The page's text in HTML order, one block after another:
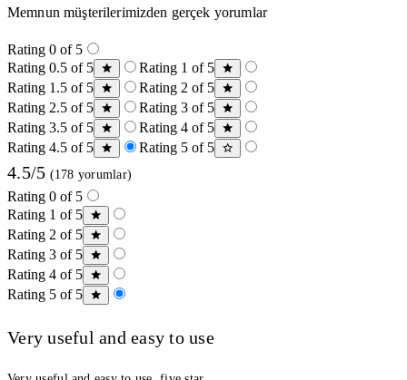
Memnun müşterilerimizden gerçek yorumlar
Rating 0 of 5
Rating 0.5 of 5
Rating 1 of 5
Rating 1.5 of 5
Rating 2 of 5
Rating 2.5 of 5
Rating 3 of 5
Rating 3.5 of 5
Rating 4 of 5
Rating 4.5 of 5
Rating 5 of 5
4.5/5 (178 yorumlar)
Rating 0 of 5
Rating 1 of 5
Rating 2 of 5
Rating 3 of 5
Rating 4 of 5
Rating 5 of 5
Very useful and easy to use